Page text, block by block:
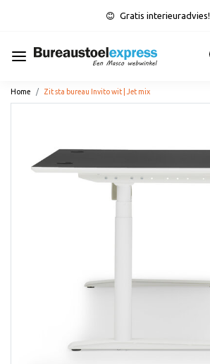
Gratis interieuradvies!
Home Zit sta bureau Invito wit | Jet mix